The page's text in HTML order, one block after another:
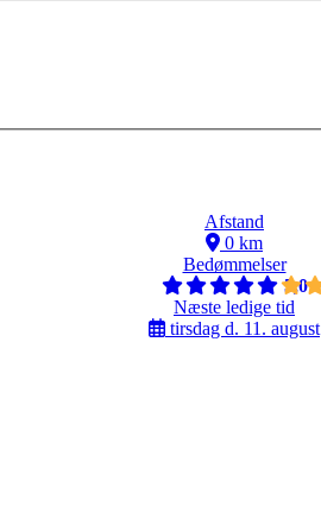
Afstand
0 km
Bedømmelser
5,0
Næste ledige tid
tirsdag d. 11. august